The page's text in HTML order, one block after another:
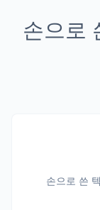
손으로
손으로 쓴